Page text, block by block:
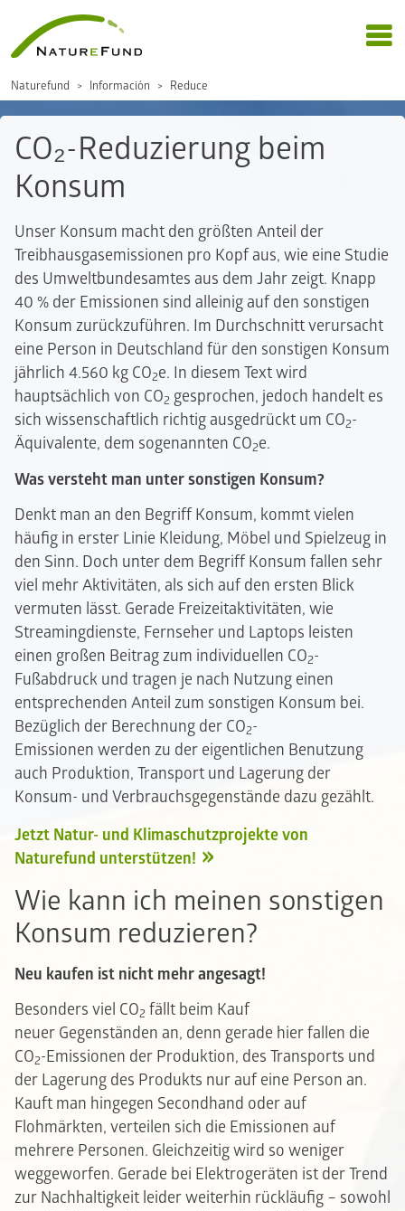
Naturefund Información Reduce
CO₂-Reduzierung beim
Konsum
Unser Konsum macht den größten Anteil der
Treibhausgasemissionen pro Kopf aus, wie eine Studie
des Umweltbundesamtes aus dem Jahr zeigt. Knapp
40 % der Emissionen sind alleinig auf den sonstigen
Konsum zurückzuführen. Im Durchschnitt verursacht
eine Person in Deutschland für den sonstigen Konsum
jährlich 4.560 kg CO2e. In diesem Text wird
hauptsächlich von CO2 gesprochen, jedoch handelt es
sich wissenschaftlich richtig ausgedrückt um CO2-
Äquivalente, dem sogenannten CO2e.
Was versteht man unter sonstigen Konsum?
Denkt man an den Begriff Konsum, kommt vielen
häufig in erster Linie Kleidung, Möbel und Spielzeug in
den Sinn. Doch unter dem Begriff Konsum fallen sehr
viel mehr Aktivitäten, als sich auf den ersten Blick
vermuten lässt. Gerade Freizeitaktivitäten, wie
Streamingdienste, Fernseher und Laptops leisten
einen großen Beitrag zum individuellen CO2-
Fußabdruck und tragen je nach Nutzung einen
entsprechenden Anteil zum sonstigen Konsum bei.
Bezüglich der Berechnung der CO2-
Emissionen werden zu der eigentlichen Benutzung
auch Produktion, Transport und Lagerung der
Konsum- und Verbrauchsgegenstände dazu gezählt.
Jetzt Natur- und Klimaschutzprojekte von
Naturefund unterstützen!
Wie kann ich meinen sonstigen
Konsum reduzieren?
Neu kaufen ist nicht mehr angesagt!
Besonders viel CO2 fällt beim Kauf
neuer Gegenständen an, denn gerade hier fallen die
CO2-Emissionen der Produktion, des Transports und
der Lagerung des Produkts nur auf eine Person an.
Kauft man hingegen Secondhand oder auf
Flohmärkten, verteilen sich die Emissionen auf
mehrere Personen. Gleichzeitig wird so weniger
weggeworfen. Gerade bei Elektrogeräten ist der Trend
zur Nachhaltigkeit leider weiterhin rückläufig – sowohl